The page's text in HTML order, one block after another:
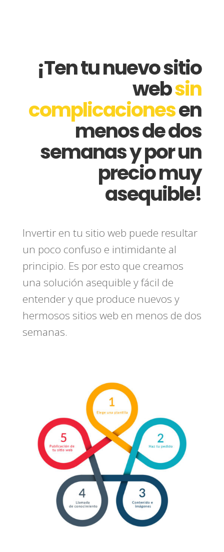
¡Ten tu nuevo sitio
websin
complicacionesen
menos de dos
semanas y por un
precio muy
asequible!
Invertir en tu sitio web puede resultar
un poco confuso e intimidante al
principio. Es por esto que creamos
una solución asequible y fácil de
entender y que produce nuevos y
hermosos sitios web en menos de dos
semanas.